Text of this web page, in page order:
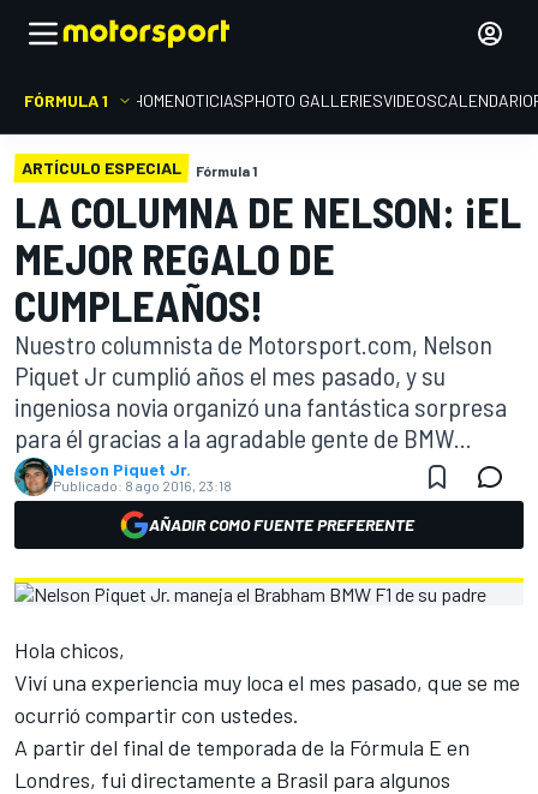
FÓRMULA 1 HOMENOTICIASPHOTO GALLERIESVIDEOSCALENDARIO
ARTÍCULO ESPECIAL Fórmula 1
LA COLUMNA DE NELSON: ¡EL
MEJOR REGALO DE
CUMPLEAÑOS!
Nuestro columnista de Motorsport.com, Nelson
Piquet Jr cumplió años el mes pasado, y su
ingeniosa novia organizó una fantástica sorpresa
para él gracias a la agradable gente de BMW...
Nelson Piquet Jr.
Publicado: 8 ago 2016, 23:18
AÑADIR COMO FUENTE PREFERENTE
Hola chicos,
Viví una experiencia muy loca el mes pasado, que se me
ocurrió compartir con ustedes.
A partir del final de temporada de la Fórmula E en
Londres, fui directamente a Brasil para algunos